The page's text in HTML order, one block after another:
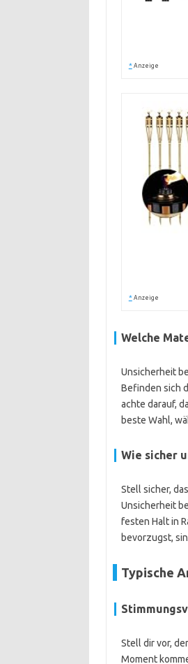
* Anzeige
* Anzeige
Welche
Unsicherheit
Befinden sich
achte darauf,
beste Wahl,
Wie sicher
Stell sicher,
Unsicherheit
festen Halt in
bevorzugst,
Typische
Stell dir vor,
Moment